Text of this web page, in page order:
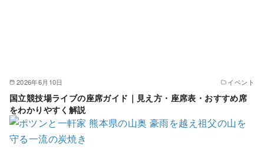
2026年6月10日 イベント
国立競技場ライブの座席ガイド｜見え方・座席表・おすすめ席
をわかりやすく解説